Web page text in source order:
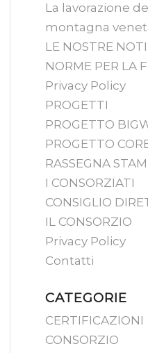
La lavorazione
montagna
LE NOSTRE
NORME PER LA
Privacy Policy
PROGETTI
PROGETTO
PROGETTO
RASSEGNA
I CONSORZIATI
CONSIGLIO
IL CONSORZIO
Privacy Policy
Contatti
CATEGORIE
CERTIFICAZIONI
CONSORZIO